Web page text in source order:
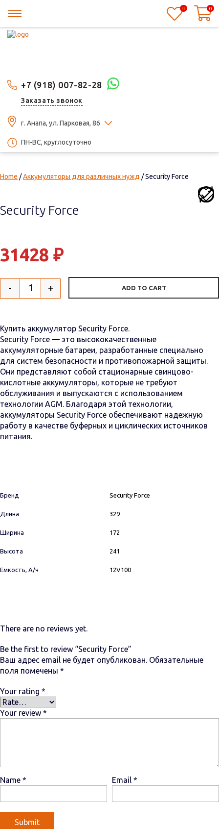
+7 (918) 007-82-28
Заказать звонок
г. Анапа, ул. Парковая, 86
ПН-ВС, круглосуточно
0 0
Home /Аккумуляторы для различных нужд / Security Force
Security Force
31428 ₽
Quantity
- + ADD TO CART
Купить аккумулятор Security Force.
Security Force — это высококачественные
аккумуляторные батареи, разработанные специально
для систем безопасности и противопожарной защиты.
Они представляют собой стационарные свинцово-
кислотные аккумуляторы, которые не требуют
обслуживания и выпускаются с использованием
технологии AGM. Благодаря этой технологии,
аккумуляторы Security Force обеспечивают надежную
работу в качестве буферных и циклических источников
питания.
Бренд Security Force
Длина 329
Ширина 172
Высота 241
Емкость, А/ч 12V100
There are no reviews yet.
Be the first to review “Security Force”
Ваш адрес email не будет опубликован. Обязательные
поля помечены *
Your rating *
Your review *
Name * Email *